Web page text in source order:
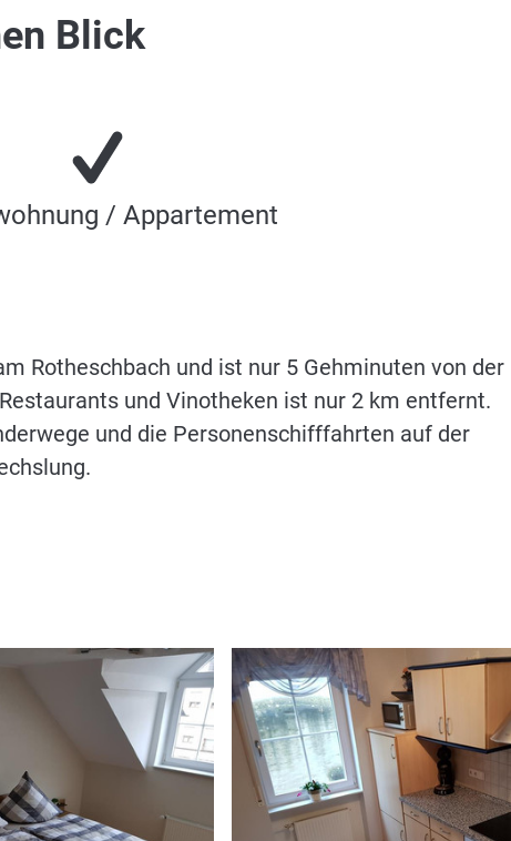
Blick
/ Appartement
Rotheschbach und ist nur 5 Gehminuten von der
und Vinotheken ist nur 2 km entfernt.
und die Personenschifffahrten auf der